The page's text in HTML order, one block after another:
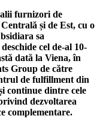
furnizori de
și de Est, cu o
sa
cel de-al 10-
dată la Viena, în
Group de către
de fulfillment din
continue dintre cele
dezvoltarea
complementare.